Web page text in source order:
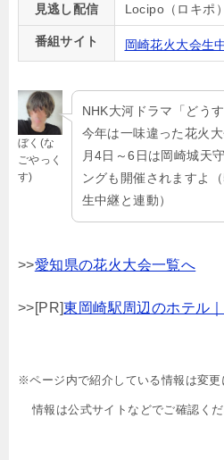
見逃し配信 Locipo（ロキポ）
番組サイト 岡崎花火大会生
ぼく(な
ごやっく
す)
NHK大河ドラマ「どう
今年は一味違った花火
月4日～6日は岡崎城天
ングも開催されますよ
生中継と連動）
>>愛知県の花火大会一覧へ
>>[PR]東岡崎駅周辺のホテル
※ページ内で紹介している情報は変
情報は公式サイトなどでご確認く